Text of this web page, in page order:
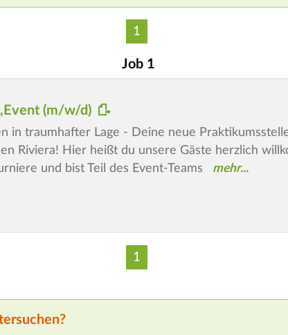
1
Job 1
(m/w/d)
in traumhafter Lage - Deine neue
Riviera! Hier heißt du unsere Gäste herzlich
und bist Teil des Event-Teams
1